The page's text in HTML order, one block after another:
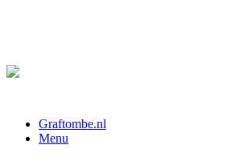
Graftombe.nl
Menu